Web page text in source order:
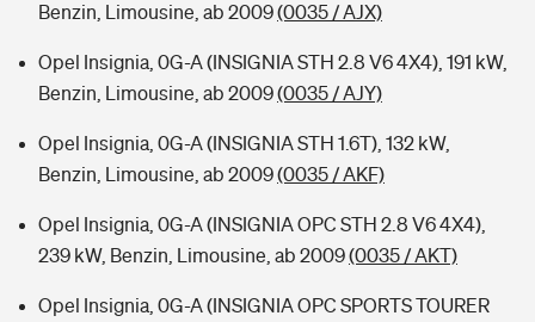
Benzin, Limousine, ab 2009(0035 / AJX)
Opel Insignia, 0G-A (INSIGNIA STH 2.8 V6 4X4), 191 kW,
Benzin, Limousine, ab 2009(0035 / AJY)
Opel Insignia, 0G-A (INSIGNIA STH 1.6T), 132 kW,
Benzin, Limousine, ab 2009(0035 / AKF)
Opel Insignia, 0G-A (INSIGNIA OPC STH 2.8 V6 4X4),
239 kW, Benzin, Limousine, ab 2009(0035 / AKT)
Opel Insignia, 0G-A (INSIGNIA OPC SPORTS TOURER